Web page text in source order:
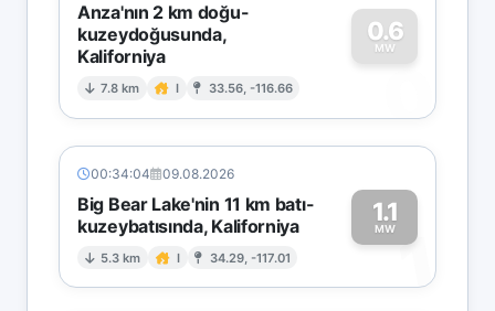
Anza'nın 2 km doğu-
kuzeydoğusunda,
Kaliforniya
7.8 km I 33.56, -116.66
0.6
MW
0
00:34:04 09.08.2026
Big Bear Lake'nin 11 km batı-
kuzeybatısında, Kaliforniya
5.3 km I 34.29, -117.01
1.1
MW1